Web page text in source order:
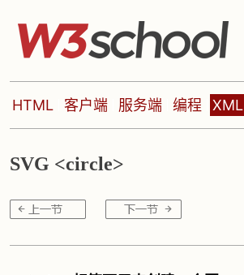
HTML 客户端 服务端 编程 XML
SVG <circle>